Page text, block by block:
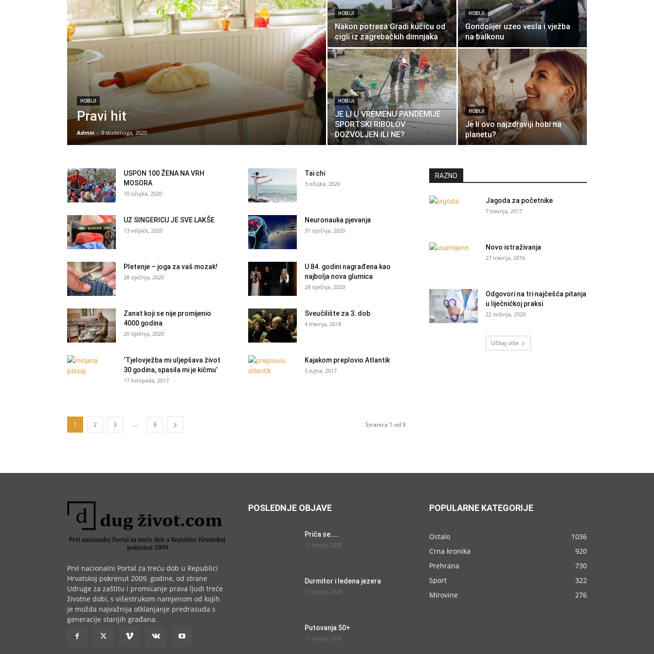
HOBIJI
Pravi hit
Admin - 9 studenoga, 2020
HOBIJI
Nakon potresa Gradi kućicu od
cigli iz zagrebačkih dimnjaka
HOBIJI
Gondolijer uzeo vesla i vježba
na balkonu
HOBIJI
JE LI U VREMENU PANDEMIJE
SPORTSKI RIBOLOV
DOZVOLJEN ILI NE?
HOBIJI
Je li ovo najzdraviji hobi na
planetu?
USPON 100 ŽENA NA VRH
MOSORA
10 ožujka, 2020
Tai chi
3 ožujka, 2020
UZ SINGERICU JE SVE LAKŠE
13 veljače, 2020
Neuronauka pjevanja
31 siječnja, 2020
Pletenje – joga za vaš mozak!
28 siječnja, 2020
U 84. godini nagrađena kao
najbolja nova glumica
28 siječnja, 2020
Zanat koji se nije promijenio
4000 godina
20 siječnja, 2020
Sveučilište za 3. dob
4 travnja, 2018
‘Tjelovježba mi uljepšava život
30 godina, spasila mi je kičmu’
17 listopada, 2017
Kajakom preplovio Atlantik
5 rujna, 2017
1 2 3 ... 9 Stranica 1 od 9
RAZNO
Jagoda za početnike
7 travnja, 2017
Novo istraživanja
27 travnja, 2016
Odgovori na tri najčešća pitanja
u liječnićkoj praksi
22 svibnja, 2020
Učitaj više
Prvi nacionalni Portal za treću dob u Republici
Hrvatskoj pokrenut 2009. godine, od strane
Udruge za zaštitu i promicanje prava ljudi treće
životne dobi, s višestrukom namjenom od kojih
je možda najvažnija otklanjanje predrasuda s
generacije starijih građana.
POSLEDNJE OBJAVE
Priča se…..
11 srpnja, 2026
Durmitor i ledena jezera
11 srpnja, 2026
Putovanja 50+
11 srpnja, 2026
POPULARNE KATEGORIJE
Ostalo
1036
Crna kronika
920
Prehrana
730
Sport
322
Mirovine
276